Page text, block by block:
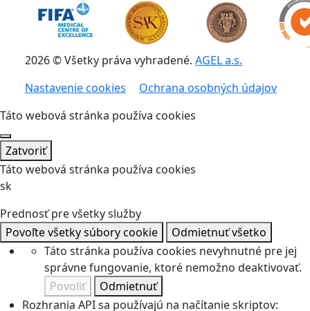
2026 © Všetky práva vyhradené. AGEL a.s.
Nastavenie cookies
Ochrana osobných údajov
Táto webová stránka používa cookies
Zatvoriť
Táto webová stránka používa cookies
sk
Prednosť pre všetky služby
Povoľte všetky súbory cookie
Odmietnuť všetko
Táto stránka používa cookies nevyhnutné pre jej
správne fungovanie, ktoré nemožno deaktivovať.
Povoliť
Odmietnuť
Rozhrania API sa používajú na načítanie skriptov: